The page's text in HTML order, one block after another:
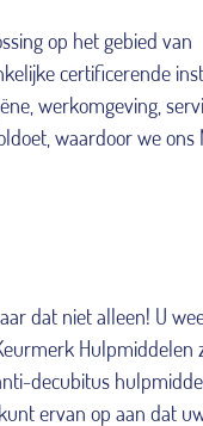
op het gebied van
certificerende
werkomgeving,
waardoor we ons
dat niet alleen! U
Hulpmiddelen
decubitus
ervan op aan dat